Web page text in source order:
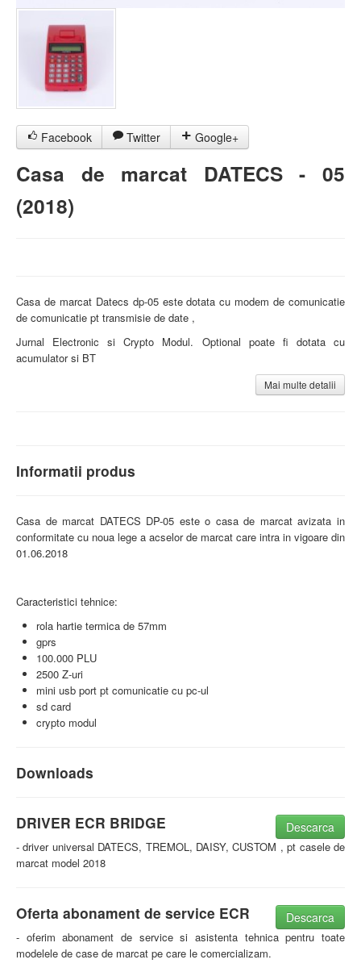
Facebook Twitter Google+
Casa de marcat DATECS - 05
(2018)
Casa de marcat Datecs dp-05 este dotata cu modem de comunicatie
de comunicatie pt transmisie de date ,
Jurnal Electronic si Crypto Modul. Optional poate fi dotata cu
acumulator si BT
Mai multe detalii
Informatii produs
Casa de marcat DATECS DP-05 este o casa de marcat avizata in
conformitate cu noua lege a acselor de marcat care intra in vigoare din
01.06.2018
Caracteristici tehnice:
rola hartie termica de 57mm
gprs
100.000 PLU
2500 Z-uri
mini usb port pt comunicatie cu pc-ul
sd card
crypto modul
Downloads
Descarca
DRIVER ECR BRIDGE
- driver universal DATECS, TREMOL, DAISY, CUSTOM , pt casele de
marcat model 2018
Descarca
Oferta abonament de service ECR
- oferim abonament de service si asistenta tehnica pentru toate
modelele de case de marcat pe care le comercializam.